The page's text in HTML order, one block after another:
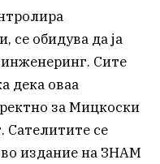
се обидува да ја
Сите
дека оваа
за Мицкоски
Сателитите се
издание на ЗНАМ